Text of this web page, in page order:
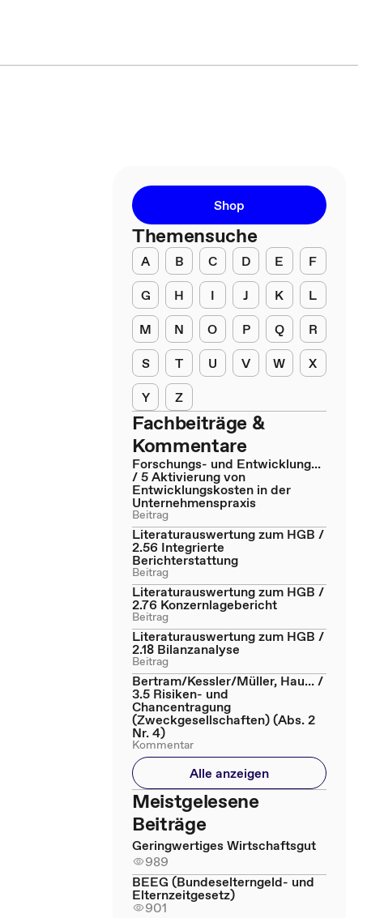
Shop
Themensuche
A B C D E
F
G
H I J K
L
M
N O P Q
R
S
T U V W
X
Y
Z
Fachbeiträge &
Kommentare
Forschungs- und Entwicklung...
/ 5 Aktivierung von
Entwicklungskosten in der
Unternehmenspraxis
Beitrag
Literaturauswertung zum HGB /
2.56 Integrierte
Berichterstattung
Beitrag
Literaturauswertung zum HGB /
2.76 Konzernlagebericht
Beitrag
Literaturauswertung zum HGB /
2.18 Bilanzanalyse
Beitrag
Bertram/Kessler/Müller, Hau... /
3.5 Risiken- und
Chancentragung
(Zweckgesellschaften) (Abs. 2
Nr. 4)
Kommentar
Alle anzeigen
Meistgelesene
Beiträge
Geringwertiges Wirtschaftsgut
989
BEEG (Bundeselterngeld- und
Elternzeitgesetz)
901